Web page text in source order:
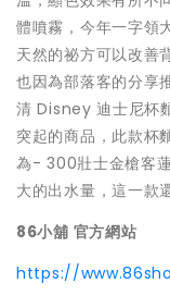
體噴霧 ，今年一字領
天然的祕方可以改善
也因為部落客的分享
清 Disney 迪士尼杯
突起的商品，此款杯
為- 300壯士金槍客
大的出水量，這一款
86小舖 官方網站
https://